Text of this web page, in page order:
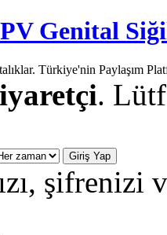
Türkiye'nin Paylaşım
.